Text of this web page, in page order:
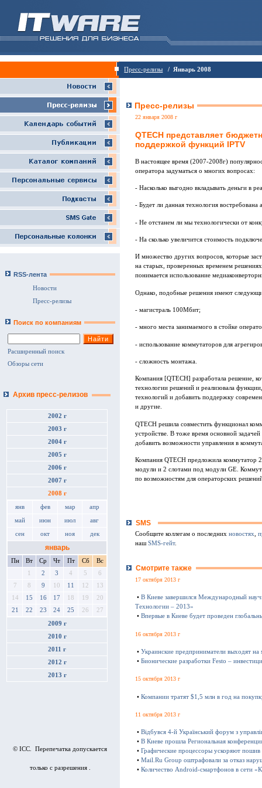
Пресс-релизы / Январь 2008
RSS-лента
Новости
Пресс-релизы
Поиск по компаниям
Расширенный поиск
Обзоры сети
Архив пресс-релизов
2002 г
2003 г
2004 г
2005 г
2006 г
2007 г
2008 г
янв фев мар апр
май июн июл авг
сен окт ноя дек
январь
Пн Вт Ср Чт Пт Сб
Вс
1
2 3 4 5
6
7
8 9 10 11 12
13
14
15 16 17 18 19
20
21
22 23 24 25 26 27
2009 г
2010 г
2011 г
2012 г
2013 г
© ICC. Перепечатка допускается
только с разрешения .
Пресс-релизы
22 января 2008 г
QTECH представляет
поддержкой функций IPTV
В настоящее время (2007-2008г)
оператора задуматься о многих вопросах:
- Насколько выгодно вкладывать деньги в
- Будет ли данная технология востребована
- Не отстанем ли мы технологически от
- На сколько увеличится стоимость
И множество других вопросов, которые
на старых, проверенных временем
понимается использование
Однако, подобные решения имеют
- магистраль 100Мбит;
- много места занимаемого в стойке
- использование коммутаторов для
- сложность монтажа.
Компания [QTECH] разработала решение,
технологии решений и реализовала
технологий и добавить поддержку
и другие.
QTECH решила совместить функционал
устройстве. В тоже время основной
добавить возможности управления в
Компания QTECH предложила коммутатор
модули и 2 слотами под модули GE.
по возможностям для операторских
SMS
Сообщите коллегам о последних новостях
наш SMS-гейт.
Смотрите также
17 октября 2013 г
• В Киеве завершился Международный
Технологии – 2013»
• Впервые в Киеве будет проведен
16 октября 2013 г
• Украинские предприниматели выходят
• Бионические разработки Festo –
15 октября 2013 г
• Компании тратят $1,5 млн в год на
11 октября 2013 г
• Відбувся 4-й Український форум з
• В Киеве прошла Региональная
• Графические процессоры ускоряют
• Mail.Ru Group оштрафовали за отказ
• Количество Android-смартфонов в сети